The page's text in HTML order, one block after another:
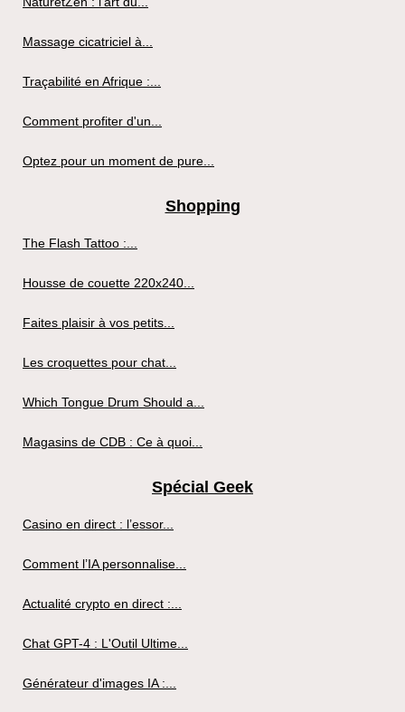
Massage cicatriciel à...
Traçabilité en Afrique :...
Comment profiter d'un...
Optez pour un moment de pure...
Shopping
The Flash Tattoo :...
Housse de couette 220x240...
Faites plaisir à vos petits...
Les croquettes pour chat...
Which Tongue Drum Should a...
Magasins de CDB : Ce à quoi...
Spécial Geek
Casino en direct : l’essor...
Comment l’IA personnalise...
Actualité crypto en direct :...
Chat GPT-4 : L'Outil Ultime...
Générateur d'images IA :...